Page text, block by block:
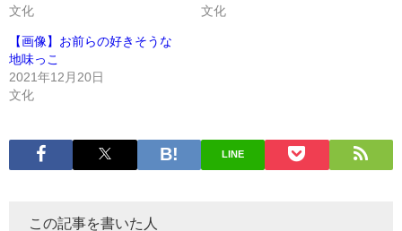
文化
文化
【画像】お前らの好きそうな
地味っこ
2021年12月20日
文化
LINE
この記事を書いた人